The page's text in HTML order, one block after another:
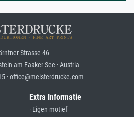
Strasse 46
am Faaker See · Austria
· office@meisterdrucke.com
Extra Informatie
· Eigen motief